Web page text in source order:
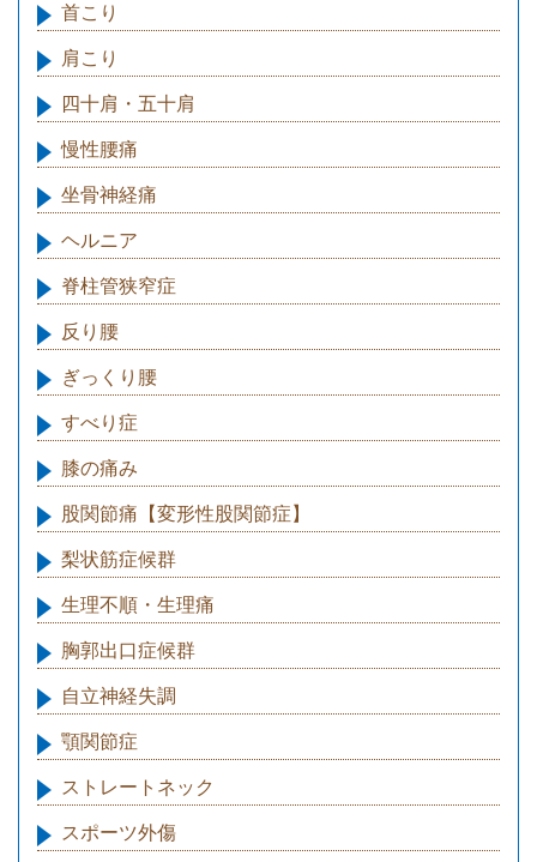
首こり
肩こり
四十肩・五十肩
慢性腰痛
坐骨神経痛
ヘルニア
脊柱管狭窄症
反り腰
ぎっくり腰
すべり症
膝の痛み
股関節痛【変形性股関節症】
梨状筋症候群
生理不順・生理痛
胸郭出口症候群
自立神経失調
顎関節症
ストレートネック
スポーツ外傷